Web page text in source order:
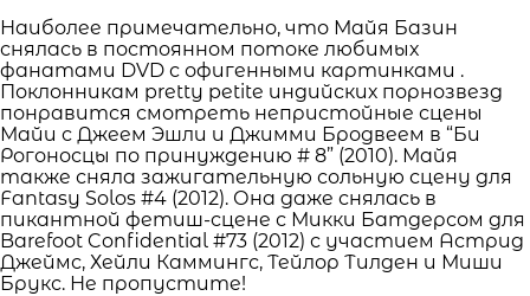
Наиболее примечательно, что Майя Базин
снялась в постоянном потоке любимых
фанатами DVD с офигенными картинками .
Поклонникам pretty petite индийских порнозвезд
понравится смотреть непристойные сцены
Майи с Джеем Эшли и Джимми Бродвеем в “Би
Рогоносцы по принуждению # 8” (2010). Майя
также сняла зажигательную сольную сцену для
Fantasy Solos #4 (2012). Она даже снялась в
пикантной фетиш-сцене с Микки Батдерсом для
Barefoot Confidential #73 (2012) с участием Астрид
Джеймс, Хейли Каммингс, Тейлор Тилден и Миши
Брукс. Не пропустите!